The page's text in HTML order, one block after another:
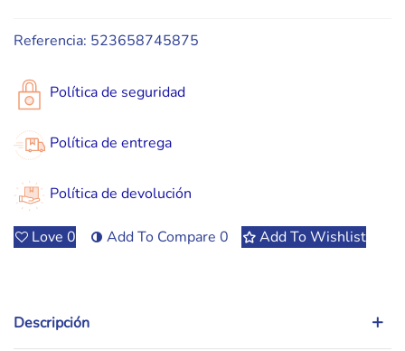
Referencia: 523658745875
Política de seguridad
Política de entrega
Política de devolución
Love 0 Add To Compare 0 Add To Wishlist
Descripción